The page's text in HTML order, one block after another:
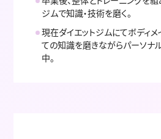
ジムで知識・技術を磨く。
現在ダイエットジムにてボディメ
ての知識を磨きながらパーソナ
中。